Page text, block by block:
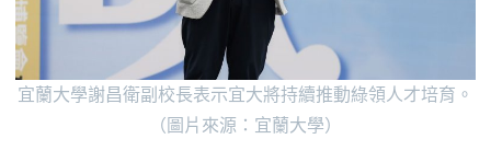
宜蘭大學謝昌衛副校長表示宜大將持續推動綠領人才培育。
（圖片來源：宜蘭大學）